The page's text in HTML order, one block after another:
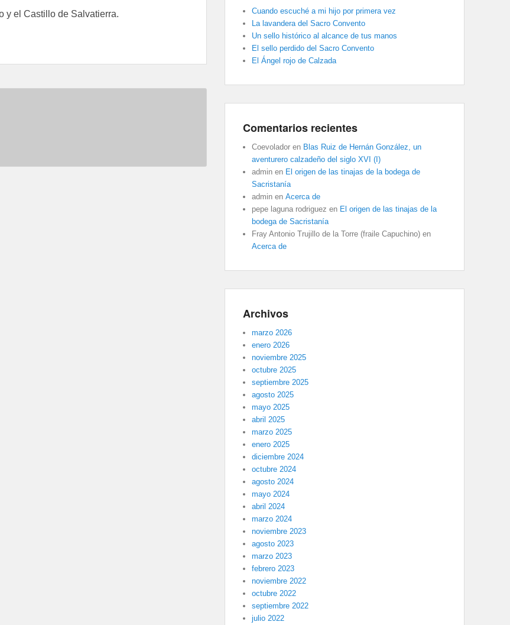
y el Castillo de Salvatierra.
Cuando escuché a mi hijo por primera vez
La lavandera del Sacro Convento
Un sello histórico al alcance de tus manos
El sello perdido del Sacro Convento
El Ángel rojo de Calzada
Comentarios recientes
Coevolador en Blas Ruiz de Hernán González, un
aventurero calzadeño del siglo XVI (I)
admin en El origen de las tinajas de la bodega de
Sacristanía
admin en Acerca de
pepe laguna rodriguez en El origen de las tinajas de la
bodega de Sacristanía
Fray Antonio Trujillo de la Torre (fraile Capuchino) en
Acerca de
Archivos
marzo 2026
enero 2026
noviembre 2025
octubre 2025
septiembre 2025
agosto 2025
mayo 2025
abril 2025
marzo 2025
enero 2025
diciembre 2024
octubre 2024
agosto 2024
mayo 2024
abril 2024
marzo 2024
noviembre 2023
agosto 2023
marzo 2023
febrero 2023
noviembre 2022
octubre 2022
septiembre 2022
julio 2022